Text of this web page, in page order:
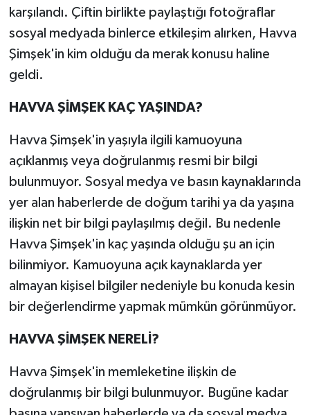
karşılandı. Çiftin birlikte paylaştığı fotoğraflar
sosyal medyada binlerce etkileşim alırken, Havva
Şimşek'in kim olduğu da merak konusu haline
geldi.
HAVVA ŞİMŞEK KAÇ YAŞINDA?
Havva Şimşek'in yaşıyla ilgili kamuoyuna
açıklanmış veya doğrulanmış resmi bir bilgi
bulunmuyor. Sosyal medya ve basın kaynaklarında
yer alan haberlerde de doğum tarihi ya da yaşına
ilişkin net bir bilgi paylaşılmış değil. Bu nedenle
Havva Şimşek'in kaç yaşında olduğu şu an için
bilinmiyor. Kamuoyuna açık kaynaklarda yer
almayan kişisel bilgiler nedeniyle bu konuda kesin
bir değerlendirme yapmak mümkün görünmüyor.
HAVVA ŞİMŞEK NERELİ?
Havva Şimşek'in memleketine ilişkin de
doğrulanmış bir bilgi bulunmuyor. Bugüne kadar